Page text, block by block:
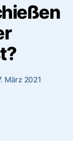
März 2021
zu